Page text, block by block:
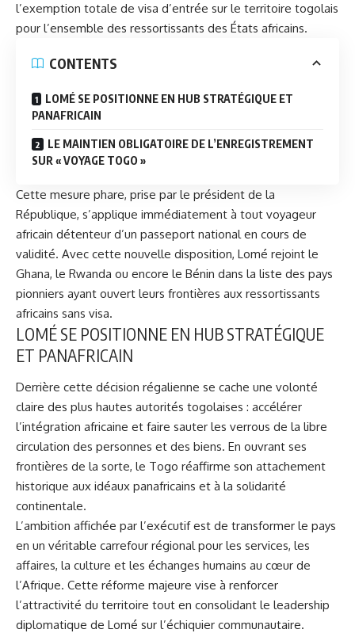
l’exemption totale de visa d’entrée sur le territoire togolais
pour l’ensemble des ressortissants des États africains.
CONTENTS
LOMÉ SE POSITIONNE EN HUB STRATÉGIQUE ET
PANAFRICAIN
LE MAINTIEN OBLIGATOIRE DE L’ENREGISTREMENT
SUR « VOYAGE TOGO »
Cette mesure phare, prise par le président de la
République, s’applique immédiatement à tout voyageur
africain détenteur d’un passeport national en cours de
validité. Avec cette nouvelle disposition, Lomé rejoint le
Ghana, le Rwanda ou encore le Bénin dans la liste des pays
pionniers ayant ouvert leurs frontières aux ressortissants
africains sans visa.
LOMÉ SE POSITIONNE EN HUB STRATÉGIQUE
ET PANAFRICAIN
Derrière cette décision régalienne se cache une volonté
claire des plus hautes autorités togolaises : accélérer
l’intégration africaine et faire sauter les verrous de la libre
circulation des personnes et des biens. En ouvrant ses
frontières de la sorte, le Togo réaffirme son attachement
historique aux idéaux panafricains et à la solidarité
continentale.
L’ambition affichée par l’exécutif est de transformer le pays
en un véritable carrefour régional pour les services, les
affaires, la culture et les échanges humains au cœur de
l’Afrique. Cette réforme majeure vise à renforcer
l’attractivité du territoire tout en consolidant le leadership
diplomatique de Lomé sur l’échiquier communautaire.